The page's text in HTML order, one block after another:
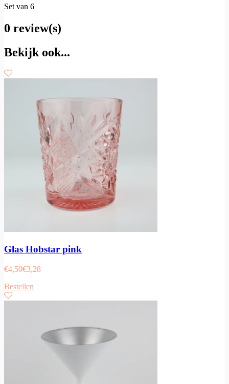
Set van 6
0 review(s)
Bekijk ook...
Glas Hobstar pink
€4,50€3,28
Bestellen